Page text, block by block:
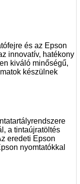
és az Epson
innovatív, hatékony
kiváló minőségű,
készülnek
a tintaújratöltés
eredeti Epson
nyomtatókkal